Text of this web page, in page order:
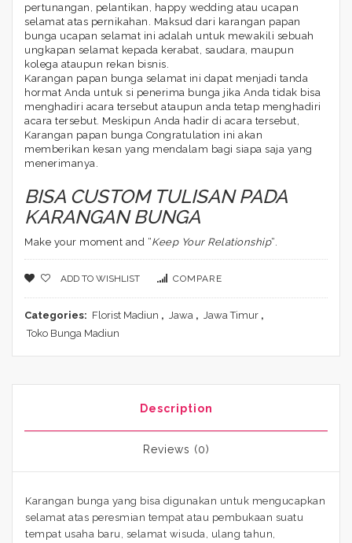
pertunangan, pelantikan, happy wedding atau ucapan
selamat atas pernikahan. Maksud dari karangan papan
bunga ucapan selamat ini adalah untuk mewakili sebuah
ungkapan selamat kepada kerabat, saudara, maupun
kolega ataupun rekan bisnis.
Karangan papan bunga selamat ini dapat menjadi tanda
hormat Anda untuk si penerima bunga jika Anda tidak bisa
menghadiri acara tersebut ataupun anda tetap menghadiri
acara tersebut. Meskipun Anda hadir di acara tersebut,
Karangan papan bunga Congratulation ini akan
memberikan kesan yang mendalam bagi siapa saja yang
menerimanya.
BISA CUSTOM TULISAN PADA
KARANGAN BUNGA
Make your moment and “Keep Your Relationship“.
ADD TO WISHLIST COMPARE
Categories: Florist Madiun , Jawa , Jawa Timur ,
Toko Bunga Madiun
Description
Reviews (0)
Karangan bunga yang bisa digunakan untuk mengucapkan
selamat atas peresmian tempat atau pembukaan suatu
tempat usaha baru, selamat wisuda, ulang tahun,